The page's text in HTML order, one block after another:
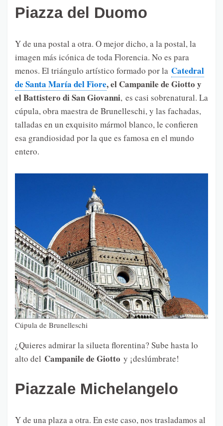
Piazza del Duomo
Y de una postal a otra. O mejor dicho, a la postal, la
imagen más icónica de toda Florencia. No es para
menos. El triángulo artístico formado por la Catedral
de Santa María del Fiore, el Campanile de Giotto y
el Battistero di San Giovanni, es casi sobrenatural. La
cúpula, obra maestra de Brunelleschi, y las fachadas,
talladas en un exquisito mármol blanco, le confieren
esa grandiosidad por la que es famosa en el mundo
entero.
Cúpula de Brunelleschi
¿Quieres admirar la silueta florentina? Sube hasta lo
alto del Campanile de Giotto y ¡deslúmbrate!
Piazzale Michelangelo
Y de una plaza a otra. En este caso, nos trasladamos al